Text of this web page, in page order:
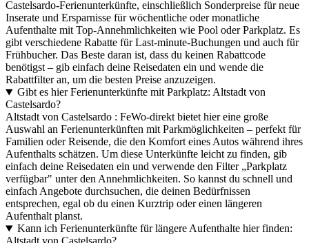
Castelsardo-Ferienunterkünfte, einschließlich Sonderpreise für neue
Inserate und Ersparnisse für wöchentliche oder monatliche
Aufenthalte mit Top-Annehmlichkeiten wie Pool oder Parkplatz. Es
gibt verschiedene Rabatte für Last-minute-Buchungen und auch für
Frühbucher. Das Beste daran ist, dass du keinen Rabattcode
benötigst – gib einfach deine Reisedaten ein und wende die
Rabattfilter an, um die besten Preise anzuzeigen.
Gibt es hier Ferienunterkünfte mit Parkplatz: Altstadt von
Castelsardo?
Altstadt von Castelsardo : FeWo-direkt bietet hier eine große
Auswahl an Ferienunterkünften mit Parkmöglichkeiten – perfekt für
Familien oder Reisende, die den Komfort eines Autos während ihres
Aufenthalts schätzen. Um diese Unterkünfte leicht zu finden, gib
einfach deine Reisedaten ein und verwende den Filter „Parkplatz
verfügbar" unter den Annehmlichkeiten. So kannst du schnell und
einfach Angebote durchsuchen, die deinen Bedürfnissen
entsprechen, egal ob du einen Kurztrip oder einen längeren
Aufenthalt planst.
Kann ich Ferienunterkünfte für längere Aufenthalte hier finden: